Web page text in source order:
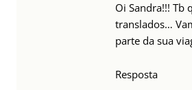
Oi Sandra!!!
translados…
parte da sua
Resposta